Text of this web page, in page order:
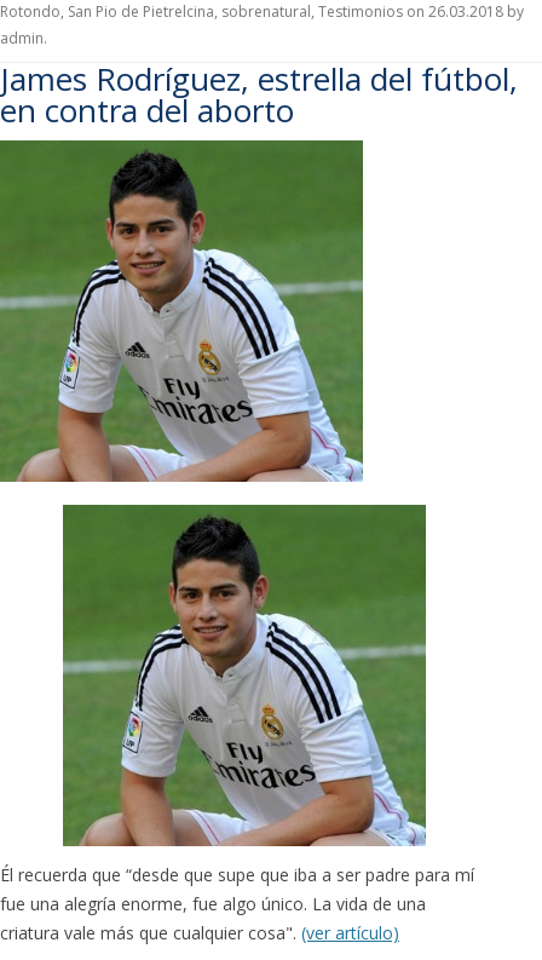
Rotondo, San Pio de Pietrelcina, sobrenatural, Testimonios on 26.03.2018 by
admin.
James Rodríguez, estrella del fútbol,
en contra del aborto
Él recuerda que “desde que supe que iba a ser padre para mí
fue una alegría enorme, fue algo único. La vida de una
criatura vale más que cualquier cosa". (ver artículo)